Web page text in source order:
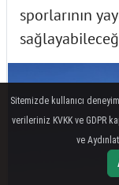
sporlarının
Sitemizde kullanıcı
verileriniz KVKK ve GDPR
ve